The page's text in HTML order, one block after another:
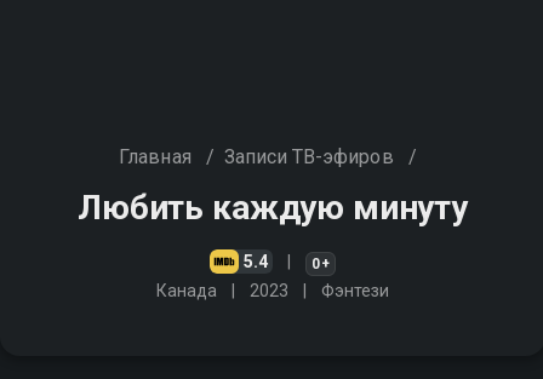
Главная / Записи ТВ-эфиров /
Любить каждую минуту
5.4 0+
Канада 2023 Фэнтези